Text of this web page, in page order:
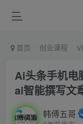
首页 创业课程
Ai头条手机电
ai智能撰写文
韩傅五哥